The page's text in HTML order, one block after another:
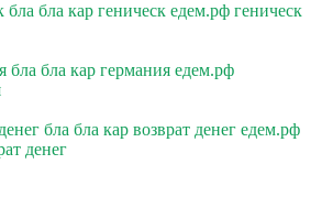
бла бла кар геническ едем.рф геническ
бла бла кар германия едем.рф
бла бла кар возврат денег едем.рф
денег